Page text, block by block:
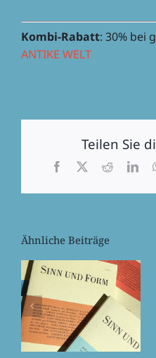
Kombi-Rabatt: 30% bei
ANTIKE WELT
Teilen Sie
Facebook
X Reddit
Ähnliche Beiträge